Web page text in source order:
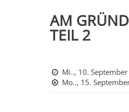
AM
TEIL 2
Mi.., 10.
Mo.., 15.